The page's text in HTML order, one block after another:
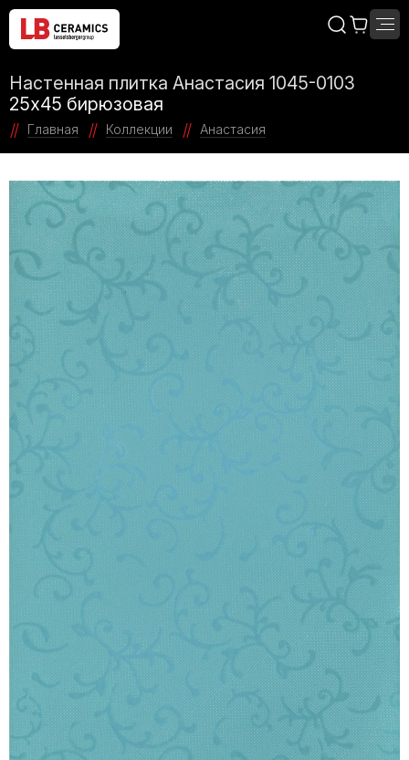
Настенная плитка Анастасия 1045-0103
25х45 бирюзовая
Главная Коллекции Анастасия